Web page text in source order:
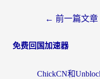
← 前一篇文章
免费回国加速器